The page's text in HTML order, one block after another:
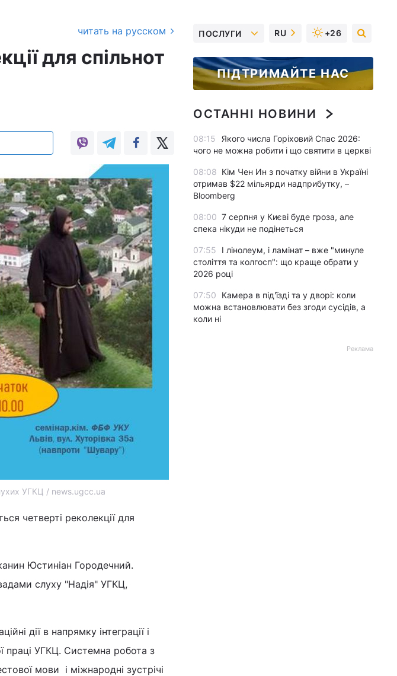
читать на русском
для спільнот
УГКЦ / news.ugcc.ua
четверті реколекції для
Юстиніан Городечний.
слуху "Надія" УГКЦ,
дії в напрямку інтеграції і
праці УГКЦ. Системна робота з
мови і міжнародні зустрічі
ПОСЛУГИ RU +26
ПІДТРИМАЙТЕ НАС
ОСТАННІ НОВИНИ
08:15
Якого числа Горіховий Спас 2026:
чого не можна робити і що святити в церкві
08:08 Кім Чен Ин з початку війни в Україні
отримав $22 мільярди надприбутку, –
Bloomberg
08:00 7 серпня у Києві буде гроза, але
спека нікуди не подінеться
07:55
І лінолеум, і ламінат – вже "минуле
століття та колгосп": що краще обрати у
2026 році
07:50
Камера в під'їзді та у дворі: коли
можна встановлювати без згоди сусідів, а
коли ні
Реклама